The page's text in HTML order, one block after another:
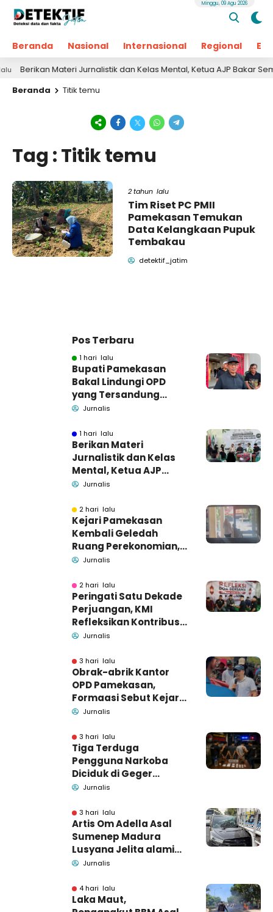
Beranda Nasional Internasional Regional
Minggu, 09 Agu 2026
Berikan Materi Jurnalistik dan Kelas Mental, Ketua AJP Bakar
Beranda
Titik temu
Tag : Titik temu
2 tahun lalu
Tim Riset PC PMII
Pamekasan Temukan
Data Kelangkaan Pupuk
Tembakau
detektif_jatim
Pos Terbaru
1 hari lalu
Bupati Pamekasan
Bakal Lindungi OPD
yang Tersandung
Dugaan Korupsi
Jurnalis
1 hari lalu
Berikan Materi
Jurnalistik dan Kelas
Mental, Ketua AJP
Bakar Semangat LPM
Jurnalis
2 hari lalu
Kejari Pamekasan
Kembali Geledah
Ruang Perekonomian,
Pidsus: Tunggu Saja!
Jurnalis
2 hari lalu
Peringati Satu Dekade
Perjuangan, KMI
Refleksikan Kontribusi
untuk Masyarakat
Jurnalis
3 hari lalu
Obrak-abrik Kantor
OPD Pamekasan,
Formaasi Sebut Kejari
Pamekasan
Jurnalis
3 hari lalu
Tiga Terduga
Pengguna Narkoba
Diciduk di Geger
Bangkalan, Polisi Masih
Barang Bukti
Jurnalis
3 hari lalu
Artis Om Adella Asal
Sumenep Madura
Lusyana Jelita alami
kecelakaan di Wonogiri
Jurnalis
4 hari lalu
Laka Maut,